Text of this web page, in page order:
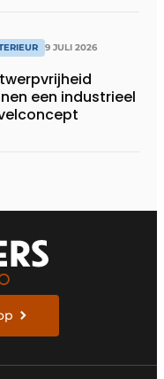
9 JULI 2026
een industrieel